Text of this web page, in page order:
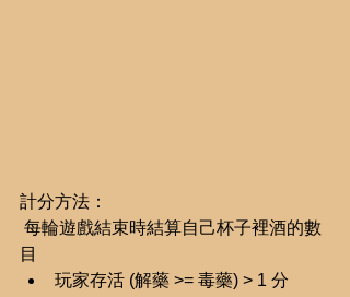
計分方法：
目
玩家存活 (解藥 >= 毒藥) > 1 分